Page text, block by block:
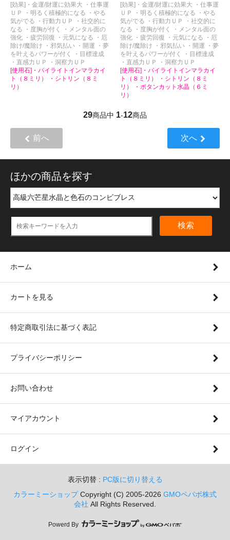
[効果]・金運/財運に効果大 ・仕事運
ＵＰ ・明るく積極的になる ・やる
気がでる ・行動力ＵＰ ・社交的に
なる ・度胸が付く ・メンタル面の
強化 ・疲労回復 ・元気になる ・厄
除け/魔除け ・邪気払い ・開運 ・夢
を叶えるパワーが付く ・目標達成
・直感力ＵＰ ・洞察力ＵＰ
[使用石]・パイライトインマラカイ
ト（８ミリ） ・シトリン（８ミ
リ）
[効果]・金運/財運に効果大 ・仕事運
ＵＰ ・明るく積極的になる ・やる
気がでる ・行動力ＵＰ ・社交的に
なる ・度胸が付く ・メンタル面の
強化 ・疲労回復 ・元気になる ・厄
除け/魔除け ・邪気払い ・開運 ・夢
を叶えるパワーが付く ・目標達成
・直感力ＵＰ ・洞察力ＵＰ
[使用石]・パイライトインマラカイ
ト（８ミリ） ・シトリン（８ミ
リ） ・ボタンカット水晶（６ミ
リ）
29商品中 1-12商品
前へ 次へ
ほかの商品を探す
検索
ホーム
カートを見る
特定商取引法に基づく表記
プライバシーポリシー
お問い合わせ
マイアカウント
ログイン
表示切替 : PC版に切り替える
カラーミーショップCopyright (C) 2005-2026 GMOペパボ株式
会社 All Rights Reserved.
Powerd By